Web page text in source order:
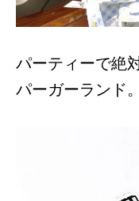
パーティーで絶
パーガーランド。